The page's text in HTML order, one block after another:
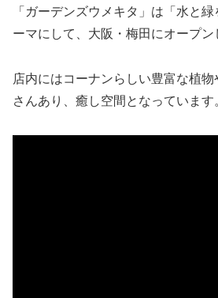
「ガーデンズウメキタ」は「水と
ーマにして、大阪・梅田にオープン
店内にはコーナンらしい豊富な植物
さんあり、癒し空間となっています